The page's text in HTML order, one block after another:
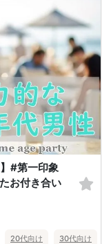
#第一印象
お付き合い
20代向け 30代向け